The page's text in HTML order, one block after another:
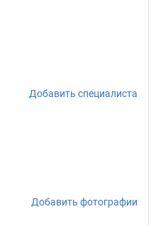
Добавить специалиста
Добавить фотографии